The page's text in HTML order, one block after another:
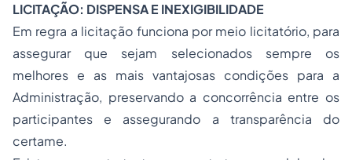
LICITAÇÃO: DISPENSA E INEXIGIBILIDADE
Em regra a licitação funciona por meio licitatório, para
assegurar que sejam selecionados sempre os
melhores e as mais vantajosas condições para a
Administração, preservando a concorrência entre os
participantes e assegurando a transparência do
certame.